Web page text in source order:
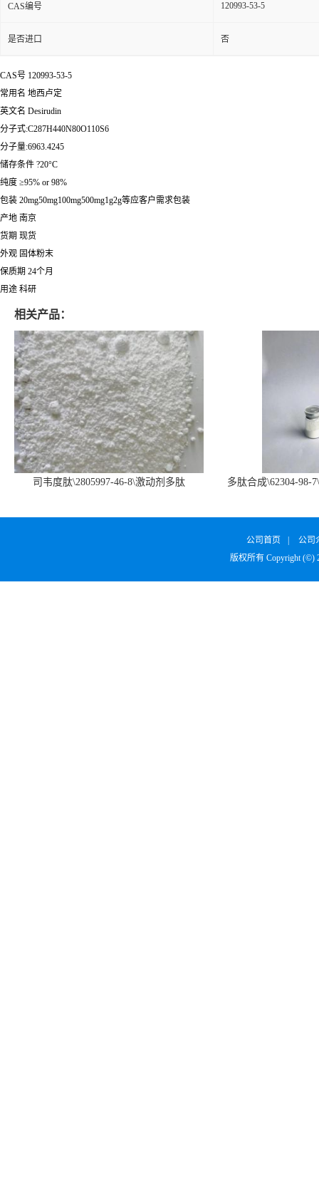
CAS编号 120993-53-5
是否进口 否
CAS号 120993-53-5
常用名 地西卢定
英文名 Desirudin
分子式:C287H440N80O110S6
分子量:6963.4245
储存条件 ?20°C
纯度 ≥95% or 98%
包装 20mg50mg100mg500mg1g2g等应客户需求包装
产地 南京
货期 现货
外观 固体粉末
保质期 24个月
用途 科研
相关产品：
司韦度肽\2805997-46-8\激动剂多肽
多肽合成\62304-98-
公司首页
公司
版权所有 Copyright (©)